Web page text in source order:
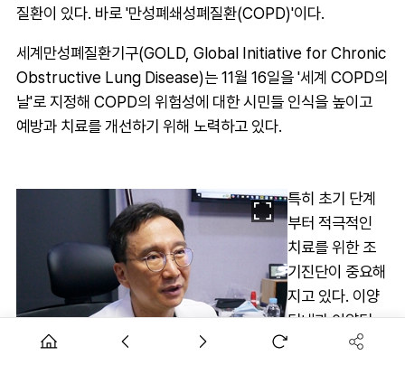
질환이 있다. 바로 '만성폐쇄성폐질환(COPD)'이다.
세계만성폐질환기구(GOLD, Global Initiative for Chronic
Obstructive Lung Disease)는 11월 16일을 '세계 COPD의
날'로 지정해 COPD의 위험성에 대한 시민들 인식을 높이고
예방과 치료를 개선하기 위해 노력하고 있다.
특히 초기 단계
부터 적극적인
치료를 위한 조
기진단이 중요해
지고 있다. 이양
덕내과 이양덕
원장은 COPD